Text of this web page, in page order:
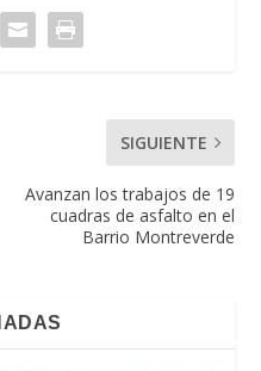
SIGUIENTE
Avanzan los trabajos de 19
cuadras de asfalto en el
Barrio Montreverde